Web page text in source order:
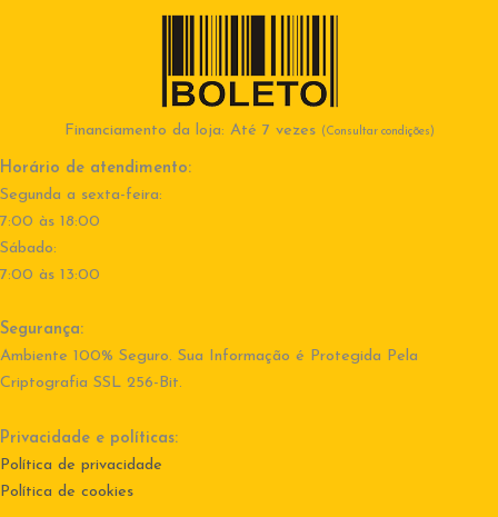
Financiamento da loja: Até 7 vezes (Consultar condições)
Horário de atendimento:
Segunda a sexta-feira:
7:00 às 18:00
Sábado:
7:00 às 13:00
Segurança:
Ambiente 100% Seguro. Sua Informação é Protegida Pela
Criptografia SSL 256-Bit.
Privacidade e políticas:
Política de privacidade
Política de cookies